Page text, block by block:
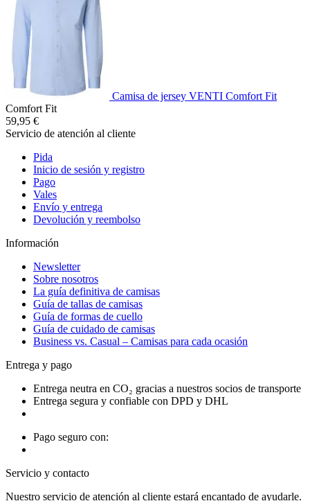
Camisa de jersey VENTI Comfort Fit
Comfort Fit
59,95 €
Servicio de atención al cliente
Pida
Inicio de sesión y registro
Pago
Vales
Envío y entrega
Devolución y reembolso
Información
Newsletter
Sobre nosotros
La guía definitiva de camisas
Guía de tallas de camisas
Guía de formas de cuello
Guía de cuidado de camisas
Business vs. Casual – Camisas para cada ocasión
Entrega y pago
Entrega neutra en CO₂ gracias a nuestros socios de transporte
Entrega segura y confiable con DPD y DHL
Pago seguro con:
Servicio y contacto
Nuestro servicio de atención al cliente estará encantado de ayudarle.